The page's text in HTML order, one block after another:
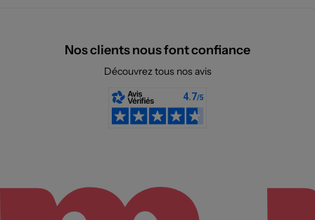
Nos clients nous font confiance
Découvrez tous nos avis